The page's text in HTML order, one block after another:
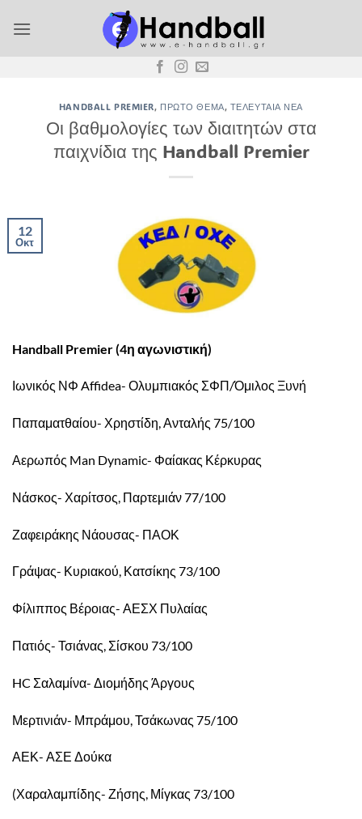
στο
HANDBALL PREMIER, ΠΡΏΤΟ ΘΈΜΑ, ΤΕΛΕΥΤΑΊΑ ΝΈΑ
Οι βαθμολογίες των διαιτητών στα
παιχνίδια της Handball Premier
12
Οκτ
Handball Premier (4η αγωνιστική)
Ιωνικός ΝΦ Affidea- Ολυμπιακός ΣΦΠ/Όμιλος Ξυνή
Παπαματθαίου- Χρηστίδη, Ανταλής 75/100
Αερωπός Man Dynamic- Φαίακας Κέρκυρας
Νάσκος- Χαρίτσος, Παρτεμιάν 77/100
Ζαφειράκης Νάουσας- ΠΑΟΚ
Γράψας- Κυριακού, Κατσίκης 73/100
Φίλιππος Βέροιας- ΑΕΣΧ Πυλαίας
Πατιός- Τσιάνας, Σίσκου 73/100
HC Σαλαμίνα- Διομήδης Άργους
Μερτινιάν- Μπράμου, Τσάκωνας 75/100
ΑΕΚ- ΑΣΕ Δούκα
(Χαραλαμπίδης- Ζήσης, Μίγκας 73/100